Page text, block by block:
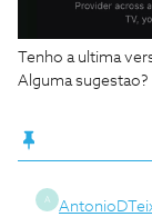
Tenho a ultima
Alguma sugestao?
A